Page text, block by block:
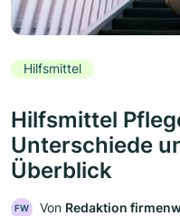
Hilfsmittel
Hilfsmittel
Unterschiede
Überblick
FW Von Redaktion